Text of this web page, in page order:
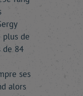
plus de
de 84
ses
alors